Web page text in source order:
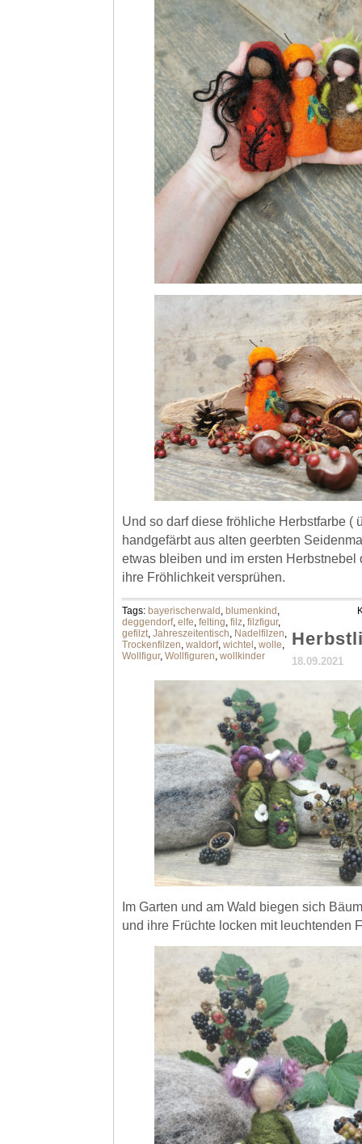
Und so darf diese fröhliche Herbstfarbe (
handgefärbt aus alten geerbten
etwas bleiben und im ersten Herbstnebel
ihre Fröhlichkeit versprühen.
Tags: bayerischerwald , blumenkind ,
deggendorf, elfe, felting, filz, filzfigur,
gefilzt, Jahreszeitentisch, Nadelfilzen,
Trockenfilzen, waldorf, wichtel , wolle,
Wollfigur, Wollfiguren, wollkinder 18.09.2021
Im Garten und am Wald biegen sich
und ihre Früchte locken mit leuchtenden